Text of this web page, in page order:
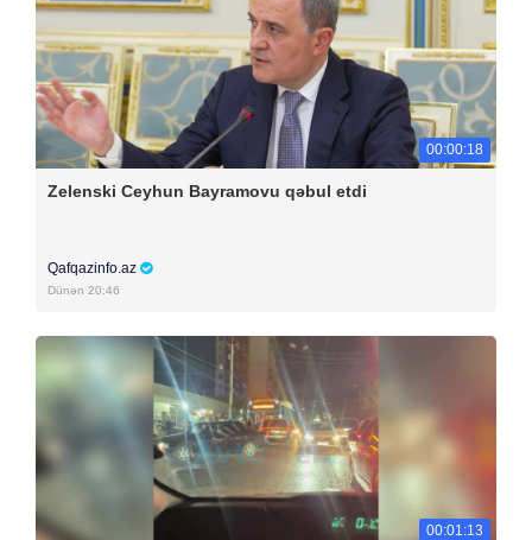
00:00:18
Zelenski Ceyhun Bayramovu qəbul etdi
Qafqazinfo.az
Dünən 20:46
00:01:13